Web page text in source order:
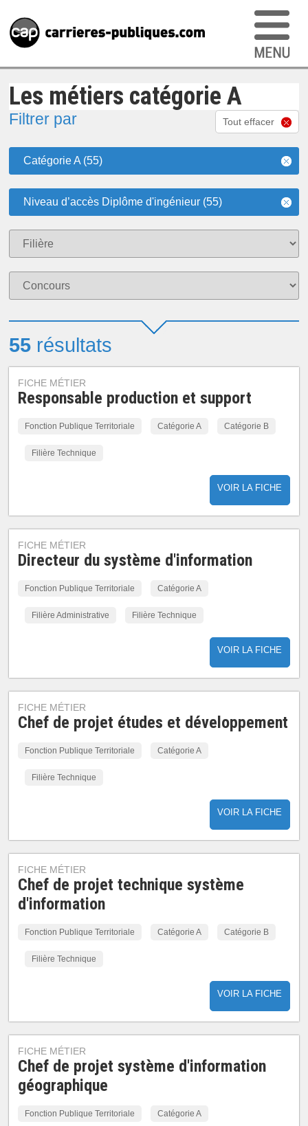
Les métiers catégorie A
Filtrer par Tout effacer
Catégorie A (55)
Niveau d’accès Diplôme d'ingénieur (55)
55 résultats
FICHE MÉTIER
Responsable production et support
Fonction Publique Territoriale Catégorie A Catégorie B
Filière Technique
VOIR LA FICHE
FICHE MÉTIER
Directeur du système d'information
Fonction Publique Territoriale Catégorie A
Filière Administrative Filière Technique
VOIR LA FICHE
FICHE MÉTIER
Chef de projet études et développement
Fonction Publique Territoriale Catégorie A
Filière Technique
VOIR LA FICHE
FICHE MÉTIER
Chef de projet technique système
d'information
Fonction Publique Territoriale Catégorie A Catégorie B
Filière Technique
VOIR LA FICHE
FICHE MÉTIER
Chef de projet système d'information
géographique
Fonction Publique Territoriale Catégorie A